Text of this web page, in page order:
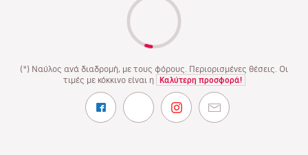
(*) Ναύλος ανά διαδρομή, με τους φόρους. Περιορισμένες θέσεις. Οι
τιμές με κόκκινο είναι η
Καλύτερη προσφορά!